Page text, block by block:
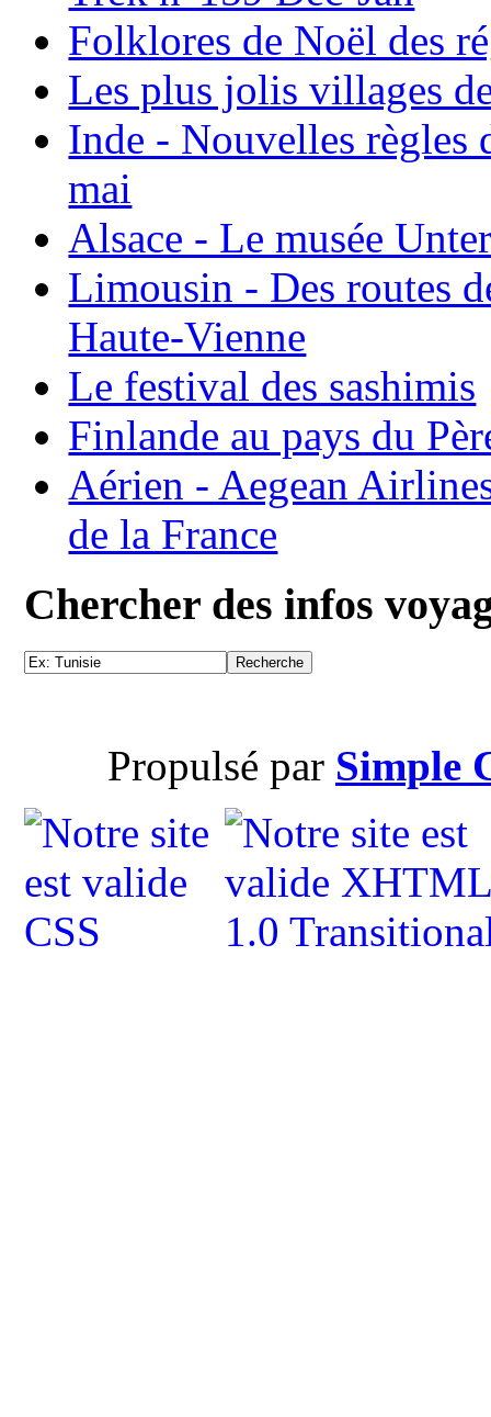
Folklores de Noël des
Les plus jolis villages
Inde - Nouvelles règles
mai
Alsace - Le musée
Limousin - Des routes
Haute-Vienne
Le festival des sashimis
Finlande au pays du
Aérien - Aegean
de la France
Chercher des infos
Propulsé par Simple